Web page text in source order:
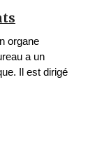
organe
a un
Il est dirigé